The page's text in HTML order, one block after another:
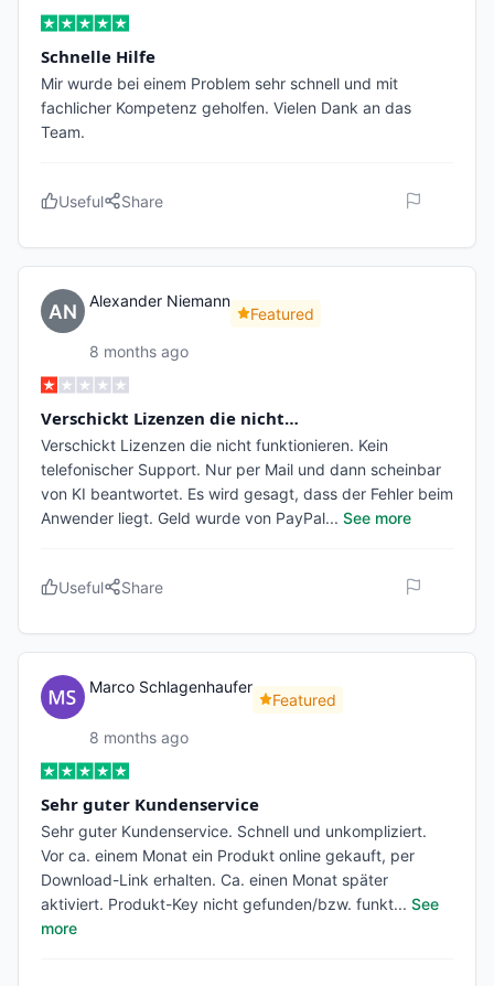
Schnelle Hilfe
Mir wurde bei einem Problem sehr schnell und mit
fachlicher Kompetenz geholfen. Vielen Dank an das
Team.
Useful Share
Alexander Niemann
Featured
8 months ago
Verschickt Lizenzen die nicht…
Verschickt Lizenzen die nicht funktionieren. Kein
telefonischer Support. Nur per Mail und dann scheinbar
von KI beantwortet. Es wird gesagt, dass der Fehler beim
Anwender liegt. Geld wurde von PayPal... See more
Useful Share
Marco Schlagenhaufer
Featured
8 months ago
Sehr guter Kundenservice
Sehr guter Kundenservice. Schnell und unkompliziert.
Vor ca. einem Monat ein Produkt online gekauft, per
Download-Link erhalten. Ca. einen Monat später
aktiviert. Produkt-Key nicht gefunden/bzw. funkt... See
more